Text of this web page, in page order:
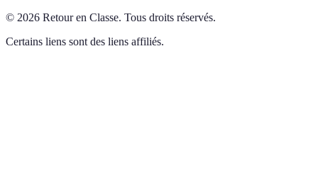
© 2026 Retour en Classe. Tous droits réservés.
Certains liens sont des liens affiliés.